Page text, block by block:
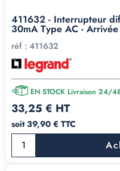
411632 - Interrupteur
30mA Type AC -
réf : 411632
EN STOCK Livraison 24/
33,25 € HT
soit 39,90 € TTC